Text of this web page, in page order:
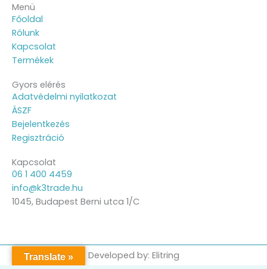
Menü
Főoldal
Rólunk
Kapcsolat
Termékek
Gyors elérés
Adatvédelmi nyilatkozat
ÁSZF
Bejelentkezés
Regisztráció
Kapcsolat
06 1 400 4459
info@k3trade.hu
1045, Budapest Berni utca 1/C
Developed by: Elitring
Translate »